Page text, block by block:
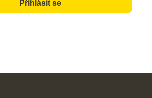
Přihlásit se